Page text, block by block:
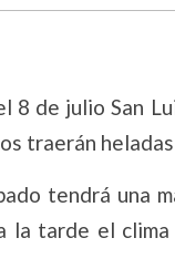
de julio San
traerán
tendrá una
la tarde el